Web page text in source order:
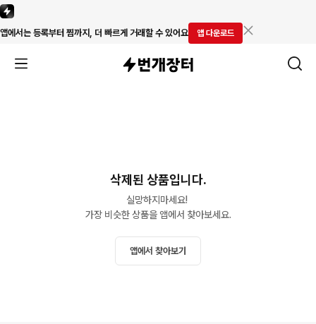
앱에서는 등록부터 찜까지, 더 빠르게 거래할 수 있어요 앱 다운로드
삭제된 상품입니다.
실망하지마세요!
가장 비슷한 상품을 앱에서 찾아보세요.
앱에서 찾아보기